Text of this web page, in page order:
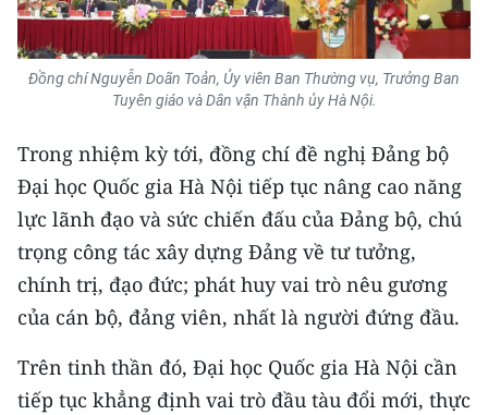
Đồng chí Nguyễn Doãn Toản, Ủy viên Ban Thường vụ, Trưởng Ban
Tuyên giáo và Dân vận Thành ủy Hà Nội.
Trong nhiệm kỳ tới, đồng chí đề nghị Đảng bộ
Đại học Quốc gia Hà Nội tiếp tục nâng cao năng
lực lãnh đạo và sức chiến đấu của Đảng bộ, chú
trọng công tác xây dựng Đảng về tư tưởng,
chính trị, đạo đức; phát huy vai trò nêu gương
của cán bộ, đảng viên, nhất là người đứng đầu.
Trên tinh thần đó, Đại học Quốc gia Hà Nội cần
tiếp tục khẳng định vai trò đầu tàu đổi mới, thực